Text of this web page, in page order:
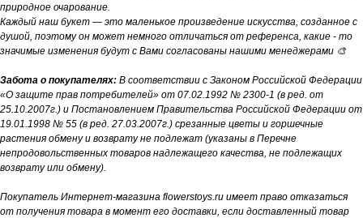
природное очарование.
Каждый наш букет — это маленькое произведение искусства, созданное с
душой, поэтому он может немного отличаться от референса, какие - то
значимые изменения будут с Вами согласованы нашими менеджерами 🎨
Забота о покупателях: В соответствии с Законом Российской Федерации
«О защите прав потребителей» от 07.02.1992 № 2300-1 (в ред. от
25.10.2007г.) и Постановлением Правительства Российской Федерации от
19.01.1998 № 55 (в ред. 27.03.2007г.) срезанные цветы и горшечные
растения обмену и возврату не подлежат (указаны в Перечне
непродовольственных товаров надлежащего качества, не подлежащих
возврату или обмену).
Покупатель Интернет-магазина flowerstoys.ru имеет право отказаться
от получения товара в момент его доставки, если доставленный товар